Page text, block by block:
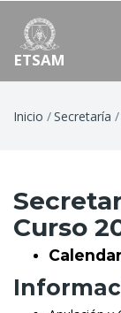
ETSAM
Ruta
Inicio Secretaría
Curso